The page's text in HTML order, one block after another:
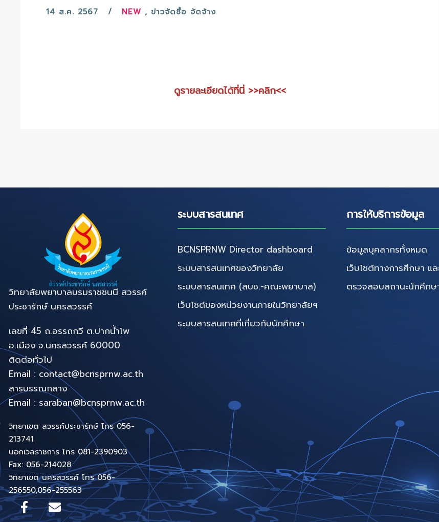
14 ส.ค. 2567 NEW , ข่าวจัดซื้อ จัดจ้าง
ดูรายละเอียดได้ที่นี่ >>คลิก<<
วิทยาลัยพยาบาลบรมราชชนนี สวรรค์
ประชารักษ์ นครสวรรค์
เลขที่ 45 ถ.อรรถกวี ต.ปากน้ำโพ
อ.เมือง จ.นครสวรรค์ 60000
ติดต่อทั่วไป
Email : contact@bcnsprnw.ac.th
สารบรรณกลาง
Email : saraban@bcnsprnw.ac.th
วิทยาเขต สวรรค์ประชารักษ์ โทร 056-
213741
นอกเวลราชการ โทร 081-2390903
Fax: 056-214028
วิทยาเขต นครสวรรค์ โทร 056-
256550,056-255563
ระบบสารสนเทศ
BCNSPRNW Director dashboard
ระบบสารสนเทศของวิทยาลัย
ระบบสารสนเทศ (สบช.-คณะพยาบาล)
เว็บไซต์ของหน่วยงานภายในวิทยาลัยฯ
ระบบสารสนเทศที่เกี่ยวกับนักศึกษา
การให้บริการข้อมูล
ข้อมูลบุคลากรทั้งหมด
เว็บไซต์ทางการศึกษา แ
ตรวจสอบสถานะนักศึกษ